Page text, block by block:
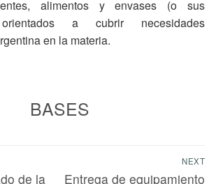
alimentos y envases (o sus
orientados a cubrir necesidades
en la materia.
BASES
de la
NEXT
Entrega de equipamiento